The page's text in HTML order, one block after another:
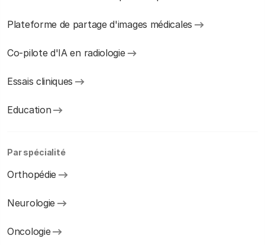
Plateforme de partage d'images médicales
Co-pilote d'IA en radiologie
Essais cliniques
Education
Par spécialité
Orthopédie
Neurologie
Oncologie